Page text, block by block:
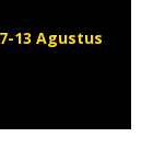
13 Agustus